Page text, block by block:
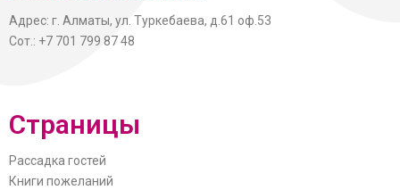
Адрес: г. Алматы, ул. Туркебаева, д.61 оф.53
Сот.: +7 701 799 87 48
Страницы
Рассадка гостей
Книги пожеланий